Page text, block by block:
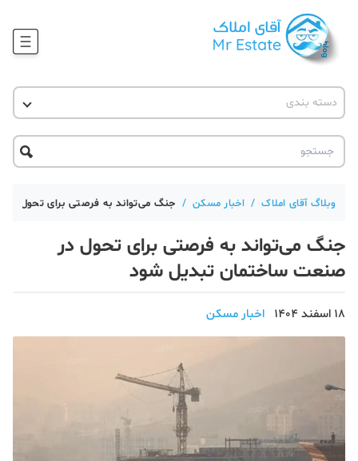
آموزش املاک
حقوقی
آکادمی
دسته بندی
آقای مشاور املاک
آکادمی آقای املاک
آموزش املاک
آموزش پلتفرم آقای املاک
اخبار مسکن
تحلیل مسکن
محله گردی
وبلاگ آقای املاک / اخبار مسکن / جنگ می‌تواند به فرصتی برای تحول
جنگ می‌تواند به فرصتی برای تحول در
صنعت ساختمان تبدیل شود
18 اسفند 1404 اخبار مسکن